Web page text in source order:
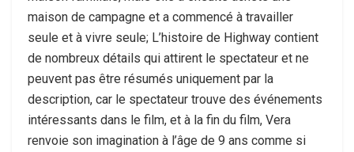
maison de campagne et a commencé à travailler
seule et à vivre seule; L’histoire de Highway contient
de nombreux détails qui attirent le spectateur et ne
peuvent pas être résumés uniquement par la
description, car le spectateur trouve des événements
intéressants dans le film, et à la fin du film, Vera
renvoie son imagination à l’âge de 9 ans comme si